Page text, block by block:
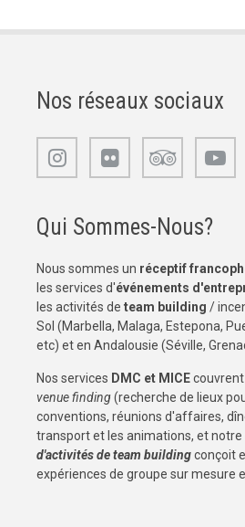
Nos réseaux sociaux
Qui Sommes-Nous?
Nous sommes un réceptif
les services d'événements
les activités de team building /
Sol (Marbella, Malaga, Estepona,
etc) et en Andalousie (Séville,
Nos services DMC et MICE
venue finding(recherche de lieux
conventions, réunions d'affaires,
transport et les animations, et notre
d'activités de team buildingconçoit
expériences de groupe sur mesure